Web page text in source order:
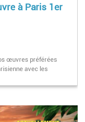
à Paris 1er
œuvres préférées
avec les